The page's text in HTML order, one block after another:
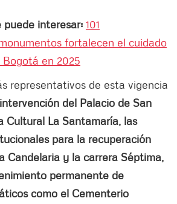
interesar: 101
fortalecen el cuidado
en 2025
representativos de esta vigencia
intervención del Palacio de San
Cultural La Santamaría, las
para la recuperación
Candelaria y la carrera Séptima,
permanente de
como el Cementerio